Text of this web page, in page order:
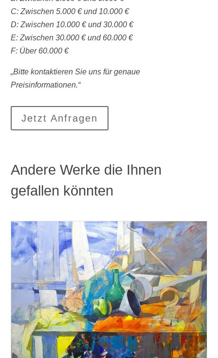
C: Zwischen 5.000 € und 10.000 €
D: Zwischen 10.000 € und 30.000 €
E: Zwischen 30.000 € und 60.000 €
F: Über 60.000 €
„Bitte kontaktieren Sie uns für genaue
Preisinformationen.“
Jetzt Anfragen
Andere Werke die Ihnen
gefallen könnten